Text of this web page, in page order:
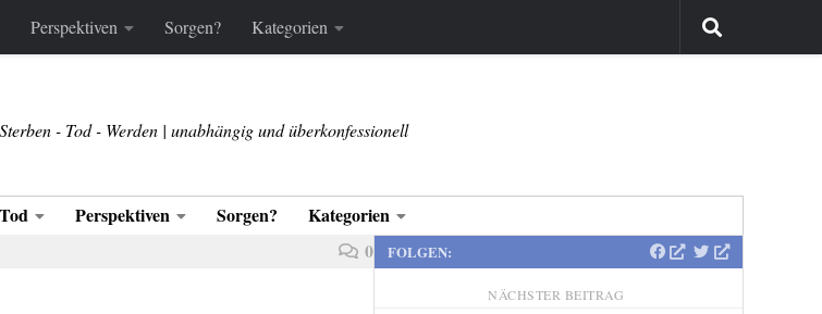
Perspektiven Sorgen? Kategorien
- Tod - Werden | unabhängig und überkonfessionell
Perspektiven Sorgen?
Kategorien
0 FOLGEN:
NÄCHSTER BEITRAG